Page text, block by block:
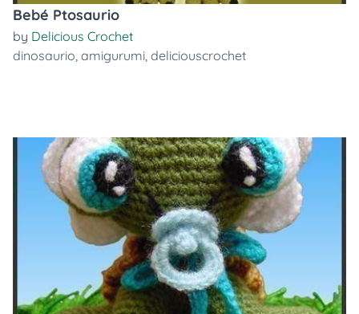
Bebé Ptosaurio
by Delicious Crochet
dinosaurio, amigurumi, deliciouscrochet